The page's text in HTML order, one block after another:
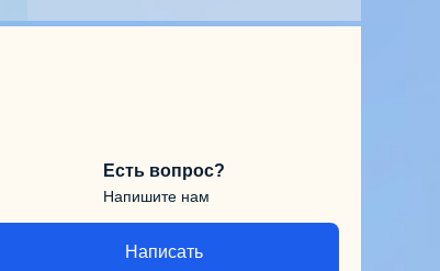
Есть вопрос?
Напишите нам
Написать